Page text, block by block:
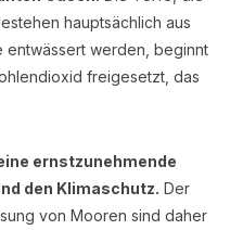
hauptsächlich aus
entwässert werden, beginnt
freigesetzt, das
ernstzunehmende
den Klimaschutz. Der
von Mooren sind daher